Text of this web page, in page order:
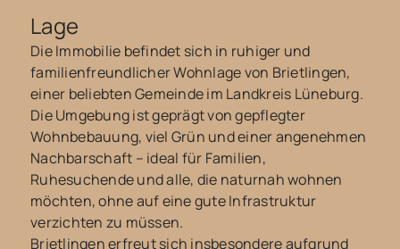
Lage
Die Immobilie befindet sich in ruhiger und
familienfreundlicher Wohnlage von Brietlingen,
einer beliebten Gemeinde im Landkreis Lüneburg.
Die Umgebung ist geprägt von gepflegter
Wohnbebauung, viel Grün und einer angenehmen
Nachbarschaft – ideal für Familien,
Ruhesuchende und alle, die naturnah wohnen
möchten, ohne auf eine gute Infrastruktur
verzichten zu müssen.
Brietlingen erfreut sich insbesondere aufgrund